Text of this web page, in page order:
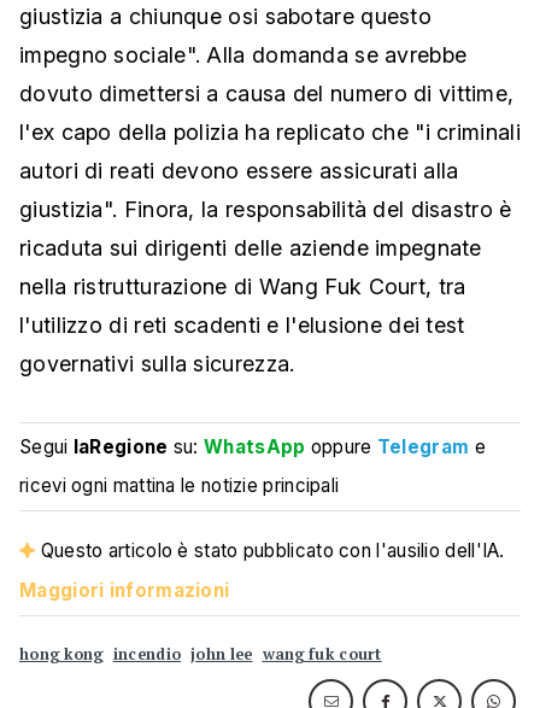
giustizia a chiunque osi sabotare questo
impegno sociale". Alla domanda se avrebbe
dovuto dimettersi a causa del numero di vittime,
l'ex capo della polizia ha replicato che "i criminali
autori di reati devono essere assicurati alla
giustizia". Finora, la responsabilità del disastro è
ricaduta sui dirigenti delle aziende impegnate
nella ristrutturazione di Wang Fuk Court, tra
l'utilizzo di reti scadenti e l'elusione dei test
governativi sulla sicurezza.
Segui laRegione su:WhatsApp oppure Telegram e
ricevi ogni mattina le notizie principali
Questo articolo è stato pubblicato con l'ausilio dell'IA.
Maggiori informazioni
hong kong incendio john lee wang fuk court